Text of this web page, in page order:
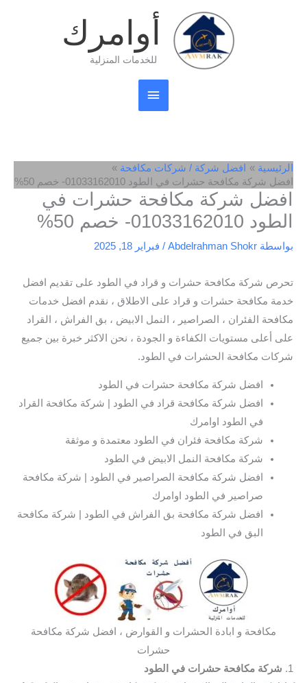
أوامرك
للخدمات المنزلية
القائمة
الرئيسية
الرئيسية
افضل شركة / شركات مكافحة
افضل شركة مكافحة حشرات في الطود 01033162010- خصم 50%
افضل شركة مكافحة حشرات في
الطود 01033162010- خصم 50%
بواسطة Abdelrahman Shokr
/ فبراير 18, 2025
تحرص شركة مكافحة حشرات و قراد في الطود على تقديم افضل
خدمة مكافحة حشرات و قراد على الاطلاق ، نقدم افضل خدمات
مكافحة الفئران ، الصراصير ، النمل الابيض ، بق الفراش ، القراد
على أعلى مستويات الكفاءة و الجودة ، نحن الاكثر خبرة بين جميع
شركات مكافحة الحشرات في الطود.
افضل شركة مكافحة حشرات في الطود
افضل شركة مكافحة قراد في الطود | شركة مكافحة القراد
في الطود اوامرك
شركة مكافحة فئران في الطود معتمدة و موثقة
شركة مكافحة النمل الابيض في الطود
افضل شركة مكافحة الصراصير في الطود | شركة مكافحة
صراصير في الطود اوامرك
افضل شركة مكافحة بق الفراش في الطود | شركة مكافحة
البق في الطود
مكافحة و ابادة الحشرات و القوارض ، افضل شركة مكافحة
حشرات
1.
شركة مكافحة حشرات في الطود